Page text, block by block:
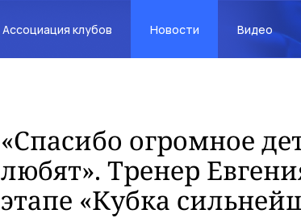
Ассоциация клубов Новости Видео
«Спасибо огромное
любят». Тренер
этапе «Кубка